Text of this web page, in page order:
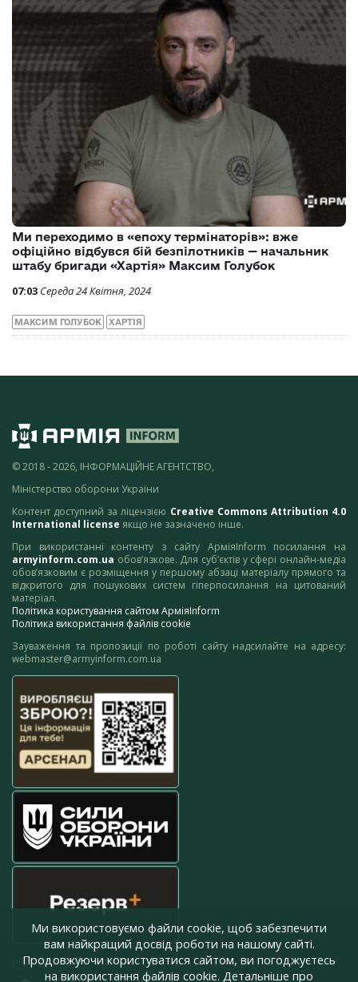
Ми переходимо в «епоху термінаторів»: вже
офіційно відбувся бій безпілотників — начальник
штабу бригади «Хартія» Максим Голубок
07:03 Середа 24 Квітня, 2024
МАКСИМ ГОЛУБОК ХАРТІЯ
© 2018 - 2026, ІНФОРМАЦІЙНЕ АГЕНТСТВО,
Міністерство оборони України
Контент доступний за ліцензією Creative Commons Attribution 4.0
International license якщо не зазначено інше.
При використанні контенту з сайту АрміяInform посилання на
armyinform.com.ua обов’язкове. Для суб’єктів у сфері онлайн-медіа
обов’язковим є розміщення у першому абзаці матеріалу прямого та
відкритого для пошукових систем гіперпосилання на цитований
матеріал.
Політика користування сайтом АрміяInform
Політика використання файлів cookie
Зауваження та пропозиції по роботі сайту надсилайте на адресу:
webmaster@armyinform.com.ua
press@armyinform.com.ua
Ми використовуємо файли cookie, щоб забезпечити
вам найкращий досвід роботи на нашому сайті.
Продовжуючи користуватися сайтом, ви погоджуєтесь
на використання файлів cookie. Детальніше про